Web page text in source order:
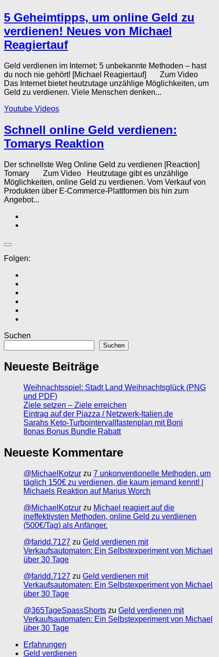
5 Geheimtipps, um online Geld zu
verdienen! Neues von Michael
Reagiertauf
Geld verdienen im Internet: 5 unbekannte Methoden – hast
du noch nie gehört! [Michael Reagiertauf] Zum Video
Das Internet bietet heutzutage unzählige Möglichkeiten, um
Geld zu verdienen. Viele Menschen denken...
Youtube Videos
Schnell online Geld verdienen:
Tomarys Reaktion
Der schnellste Weg Online Geld zu verdienen [Reaction]
Tomary Zum Video Heutzutage gibt es unzählige
Möglichkeiten, online Geld zu verdienen. Vom Verkauf von
Produkten über E-Commerce-Plattformen bis hin zum
Angebot...
Folgen:
Suchen
Suchen
Neueste Beiträge
Weihnachtsspiel: Stadt Land Weihnachtsglück (PNG
und PDF)
Ziele setzen – Ziele erreichen
Eintrag auf der Piazza / Netzwerk-Italien.de
Sarahs Keto-Turbointervallfastenplan mit Boni
Ilonas Bonus Bundle Rabatt
Neueste Kommentare
@MichaelKotzur zu 7 unkonventionelle Methoden, um
täglich 150€ zu verdienen, die kaum jemand kennt! |
Michaels Reaktion auf Marius Worch
@MichaelKotzur zu Michael reagiert auf die
ineffektivsten Methoden, online Geld zu verdienen
(500€/Tag) als Anfänger.
@faridd.7127 zu Geld verdienen mit
Verkaufsautomaten: Ein Selbstexperiment von Michael
über 30 Tage
@faridd.7127 zu Geld verdienen mit
Verkaufsautomaten: Ein Selbstexperiment von Michael
über 30 Tage
@365TageSpassShorts zu Geld verdienen mit
Verkaufsautomaten: Ein Selbstexperiment von Michael
über 30 Tage
Erfahrungen
Geld verdienen